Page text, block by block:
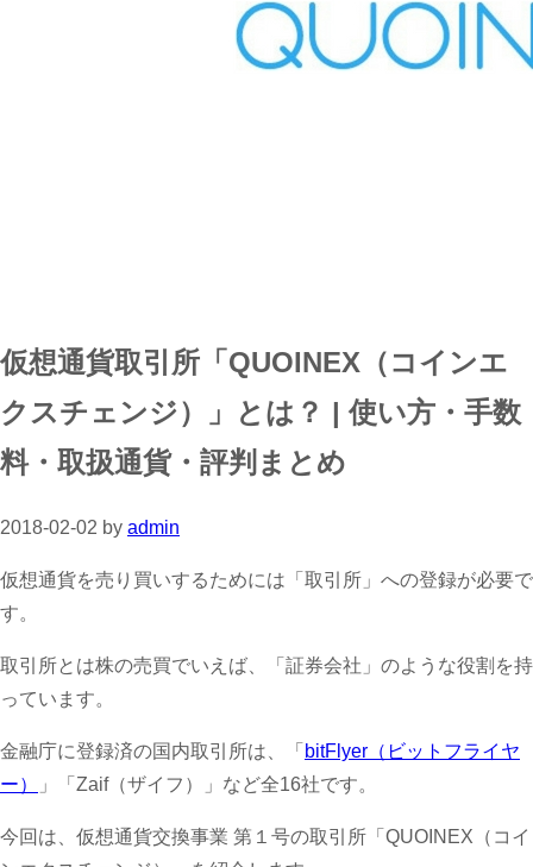
仮想通貨取引所「QUOINEX（コインエ
クスチェンジ）」とは？ | 使い方・手数
料・取扱通貨・評判まとめ
2018-02-02 by admin
仮想通貨を売り買いするためには「取引所」への登録が必要で
す。
取引所とは株の売買でいえば、「証券会社」のような役割を持
っています。
金融庁に登録済の国内取引所は、「 bitFlyer（ビットフライヤ
ー）
」「Zaif（ザイフ）」など全16社です。
今回は、仮想通貨交換事業 第１号の取引所「QUOINEX（コイ